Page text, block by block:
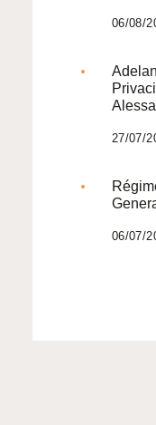
06/08/
27/07/
06/07/